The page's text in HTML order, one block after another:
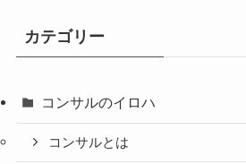
カテゴリー
コンサルのイロハ
コンサルとは